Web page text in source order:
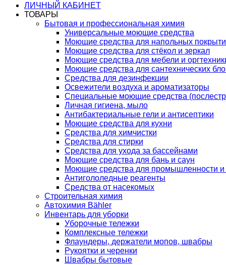
ЛИЧНЫЙ КАБИНЕТ
ТОВАРЫ
Бытовая и профессиональная химия
Универсальные моющие средства
Моющие средства для напольных
Моющие средства для стёкол и зеркал
Моющие средства для мебели и
Моющие средства для сантехнических
Средства для дезинфекции
Освежители воздуха и ароматизаторы
Специальные моющие средства
Личная гигиена, мыло
Антибактериальные гели и антисептики
Моющие средства для кухни
Средства для химчистки
Средства для стирки
Средства для ухода за бассейнами
Моющие средства для бань и саун
Моющие средства для промышленности и
Антигололедные реагенты
Средства от насекомых
Строительная химия
Автохимия Bähler
Инвентарь для уборки
Уборочные тележки
Комплексные тележки
Флаундеры, держатели мопов, швабры
Рукоятки и черенки
Швабры бытовые